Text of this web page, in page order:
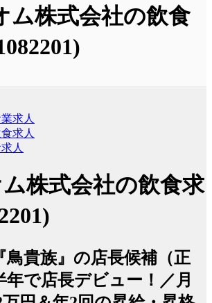
ム株式会社の飲食
求人
求人
人
ム株式会社の飲食求
鳥貴族』の店長候補（正
年で店長デビュー！／月